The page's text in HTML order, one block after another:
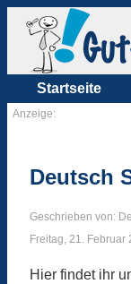
Startseite
Anzeige:
Deutsch
Geschrieben von:
Freitag, 21. Februar
Hier findet ihr